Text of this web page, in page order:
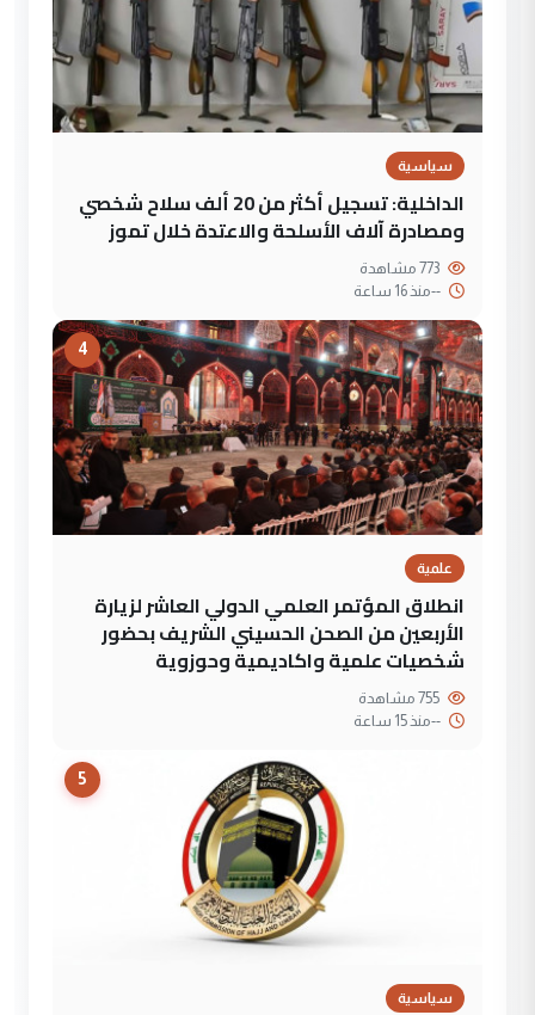
سياسية
الداخلية: تسجيل أكثر من 20 ألف سلاح شخصي
ومصادرة آلاف الأسلحة والاعتدة خلال تموز
--منذ 16 ساعة
4
علمية
انطلاق المؤتمر العلمي الدولي العاشر لزيارة
الأربعين من الصحن الحسيني الشريف بحضور
شخصيات علمية واكاديمية وحوزوية
--منذ 15 ساعة
5
سياسية